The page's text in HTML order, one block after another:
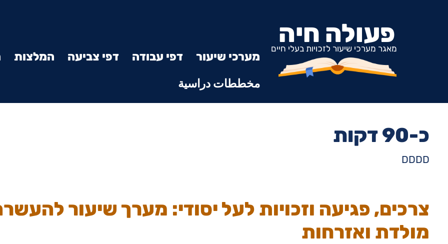
פעולה חיה
מאגר מערכי שיעור לזכויות בעלי חיים
מערכי שיעור דפי עבודה דפי צביעה המלצות
مخططات دراسية
כ-90 דקות
DDDD
צרכים, פגיעה וזכויות לעל יסודי: מערך שיעור
מולדת ואזרחות